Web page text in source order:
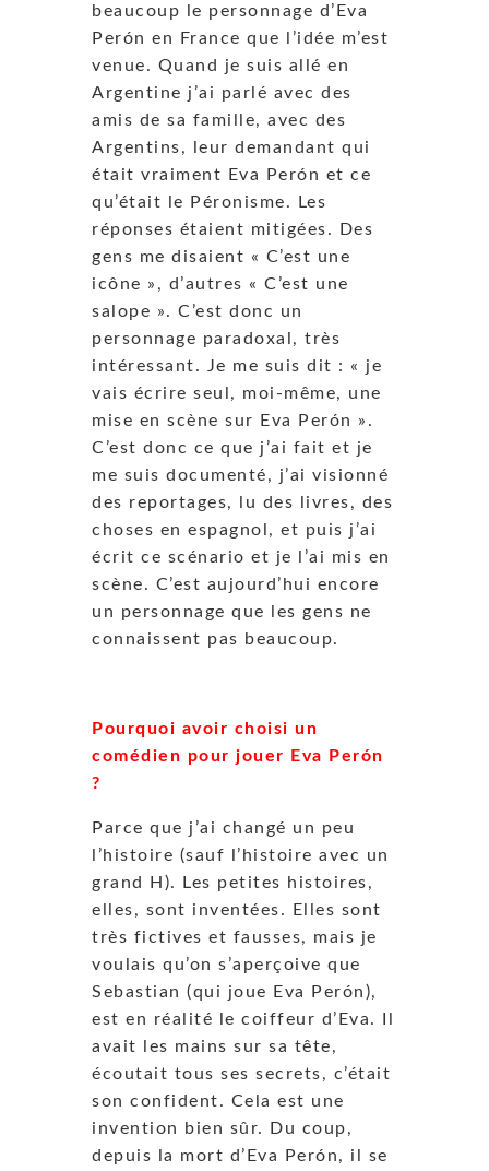
beaucoup le personnage d’Eva
Perón en France que l’idée m’est
venue. Quand je suis allé en
Argentine j’ai parlé avec des
amis de sa famille, avec des
Argentins, leur demandant qui
était vraiment Eva Perón et ce
qu’était le Péronisme. Les
réponses étaient mitigées. Des
gens me disaient « C’est une
icône », d’autres « C’est une
salope ». C’est donc un
personnage paradoxal, très
intéressant. Je me suis dit : « je
vais écrire seul, moi-même, une
mise en scène sur Eva Perón ».
C’est donc ce que j’ai fait et je
me suis documenté, j’ai visionné
des reportages, lu des livres, des
choses en espagnol, et puis j’ai
écrit ce scénario et je l’ai mis en
scène. C’est aujourd’hui encore
un personnage que les gens ne
connaissent pas beaucoup.
Pourquoi avoir choisi un
comédien pour jouer Eva Perón
?
Parce que j’ai changé un peu
l’histoire (sauf l’histoire avec un
grand H). Les petites histoires,
elles, sont inventées. Elles sont
très fictives et fausses, mais je
voulais qu’on s’aperçoive que
Sebastian (qui joue Eva Perón),
est en réalité le coiffeur d’Eva. Il
avait les mains sur sa tête,
écoutait tous ses secrets, c’était
son confident. Cela est une
invention bien sûr. Du coup,
depuis la mort d’Eva Perón, il se